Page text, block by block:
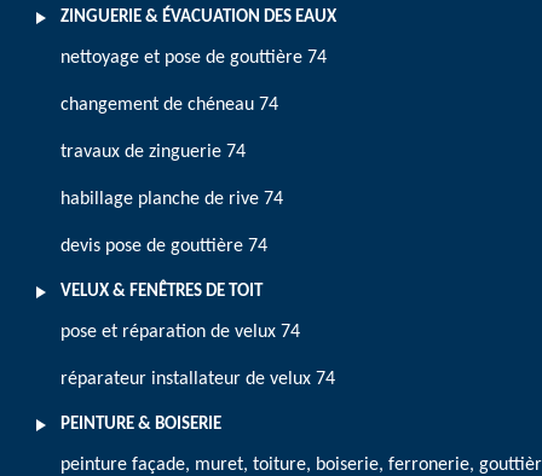
ZINGUERIE & ÉVACUATION DES EAUX
nettoyage et pose de gouttière 74
changement de chéneau 74
travaux de zinguerie 74
habillage planche de rive 74
devis pose de gouttière 74
VELUX & FENÊTRES DE TOIT
pose et réparation de velux 74
réparateur installateur de velux 74
PEINTURE & BOISERIE
peinture façade, muret, toiture, boiserie, ferronerie,